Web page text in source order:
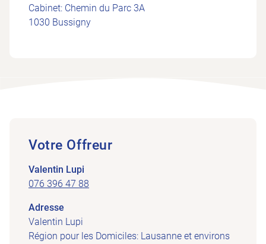
Cabinet: Chemin du Parc 3A
1030 Bussigny
Votre Offreur
Valentin Lupi
076 396 47 88
Adresse
Valentin Lupi
Région pour les Domiciles: Lausanne et environs